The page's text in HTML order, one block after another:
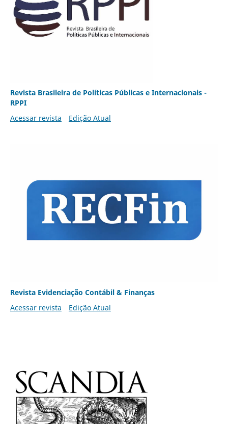
Revista Brasileira de Políticas Públicas e Internacionais -
RPPI
Acessar revista
Edição Atual
Revista Evidenciação Contábil & Finanças
Acessar revista
Edição Atual